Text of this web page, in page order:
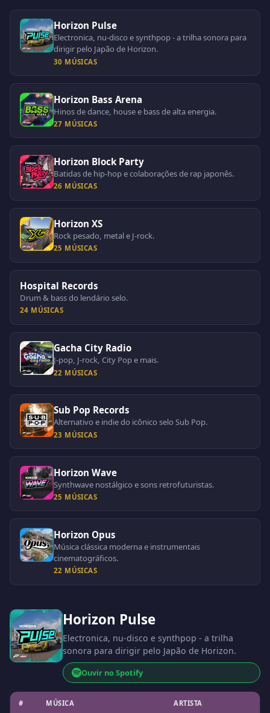
Horizon Pulse
Electronica, nu-disco e synthpop - a trilha sonora para
dirigir pelo Japão de Horizon.
30 MÚSICAS
Horizon Bass Arena
Hinos de dance, house e bass de alta energia.
27 MÚSICAS
Horizon Block Party
Batidas de hip-hop e colaborações de rap japonês.
26 MÚSICAS
Horizon XS
Rock pesado, metal e J-rock.
25 MÚSICAS
Hospital Records
Drum & bass do lendário selo.
24 MÚSICAS
Gacha City Radio
J-pop, J-rock, City Pop e mais.
22 MÚSICAS
Sub Pop Records
Alternativo e indie do icônico selo Sub Pop.
23 MÚSICAS
Horizon Wave
Synthwave nostálgico e sons retrofuturistas.
25 MÚSICAS
Horizon Opus
Música clássica moderna e instrumentais
cinematográficos.
22 MÚSICAS
Horizon Pulse
Electronica, nu-disco e synthpop - a trilha
sonora para dirigir pelo Japão de Horizon.
Ouvir no Spotify
# MÚSICA ARTISTA